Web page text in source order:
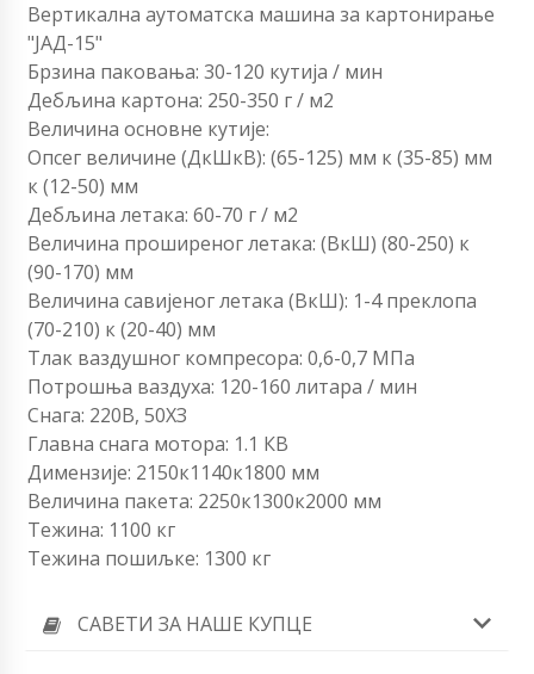
Вертикална аутоматска машина за картонирање
"ЈАД-15"
Брзина паковања: 30-120 кутија / мин
Дебљина картона: 250-350 г / м2
Величина основне кутије:
Опсег величине (ДкШкВ): (65-125) мм к (35-85) мм
к (12-50) мм
Дебљина летака: 60-70 г / м2
Величина проширеног летака: (ВкШ) (80-250) к
(90-170) мм
Величина савијеног летака (ВкШ): 1-4 преклопа
(70-210) к (20-40) мм
Тлак ваздушног компресора: 0,6-0,7 МПа
Потрошња ваздуха: 120-160 литара / мин
Снага: 220В, 50ХЗ
Главна снага мотора: 1.1 КВ
Димензије: 2150к1140к1800 мм
Величина пакета: 2250к1300к2000 мм
Тежина: 1100 кг
Тежина пошиљке: 1300 кг
САВЕТИ ЗА НАШЕ КУПЦЕ